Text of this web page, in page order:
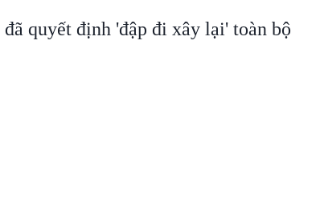
quyết định 'đập đi xây lại' toàn bộ